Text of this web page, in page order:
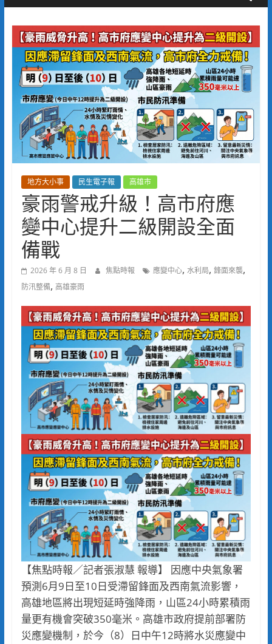
地方大小事 民生電子報 高雄市
豪雨警戒升級！高市府應
變中心提升二級開設全面
備戰
2026 年 6 月 8 日 焦點時報 應變中心, 水利局, 鋒面來襲,
防汛整備, 高雄豪雨
【焦點時報／記者張淑慧 報導】 因應中央氣象署
預測6月9日至10日受滯留鋒面及西南氣流影響，
高雄地區將出現短延時強降雨，山區24小時累積雨
量更有機會突破350毫米。高雄市政府提前部署防
災應變機制，於今（8）日中午12時將水災應變中